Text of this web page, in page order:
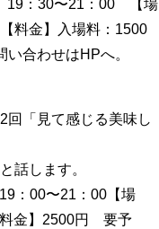
19：30〜21：00 【場
料金】入場料：1500
い合わせはHPへ。
「見て感じる美味し
話します。
：00〜21：00【場
料金】2500円 要予